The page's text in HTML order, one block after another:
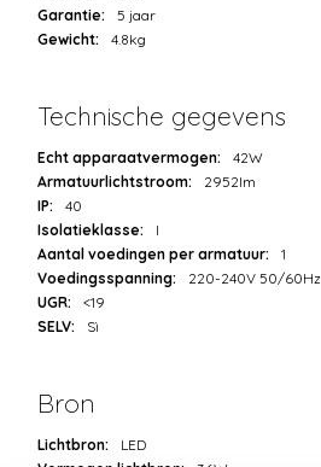
Garantie:
5 jaar
Gewicht:
4.8kg
Technische gegevens
Echt apparaatvermogen:
42W
Armatuurlichtstroom:
2952lm
IP:
40
Isolatieklasse:
I
Aantal voedingen per armatuur:
1
Voedingsspanning:
220-240V 50/60Hz
UGR:
<19
SELV:
Sì
Bron
Lichtbron:
LED